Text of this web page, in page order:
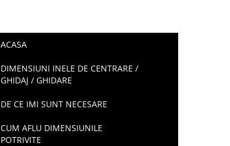
ACASA
DIMENSIUNI INELE DE CENTRARE /
GHIDAJ / GHIDARE
DE CE IMI SUNT NECESARE
CUM AFLU DIMENSIUNILE
POTRIVITE